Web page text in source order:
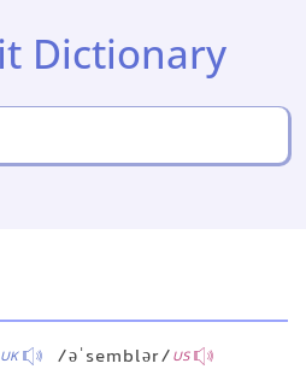
Dictionary
UK /əˈsemblər/US